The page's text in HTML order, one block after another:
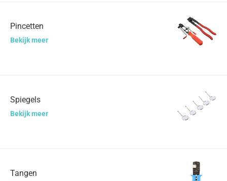
Pincetten
Bekijk meer
Spiegels
Bekijk meer
Tangen